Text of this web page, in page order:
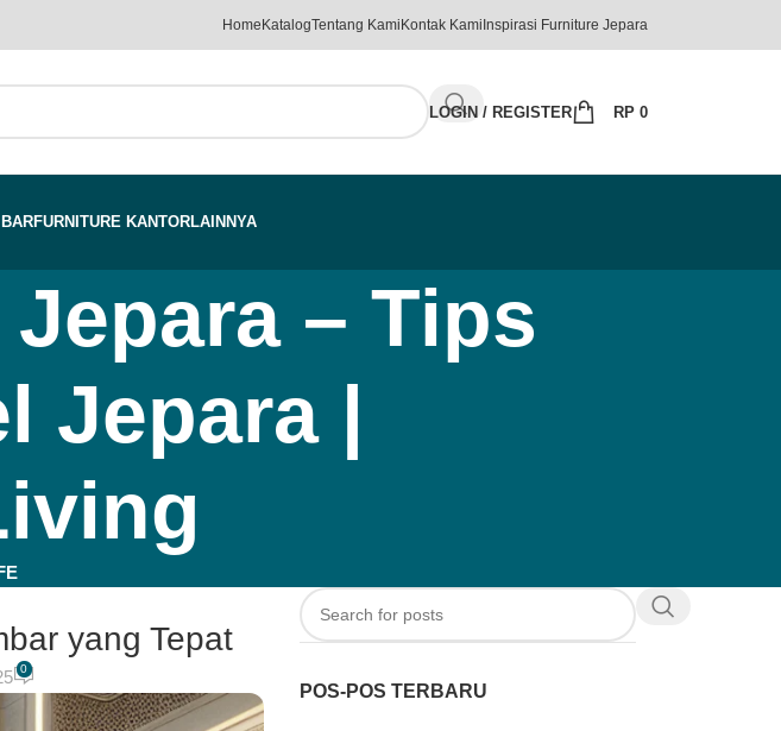
Home KatalogTentang Kami Kontak Kami Inspirasi Furniture Jepara
LOGIN / REGISTER RP 0
FURNITURE KANTORLAINNYA
– Tips
Jepara |
yang Tepat
0
POS-POS TERBARU